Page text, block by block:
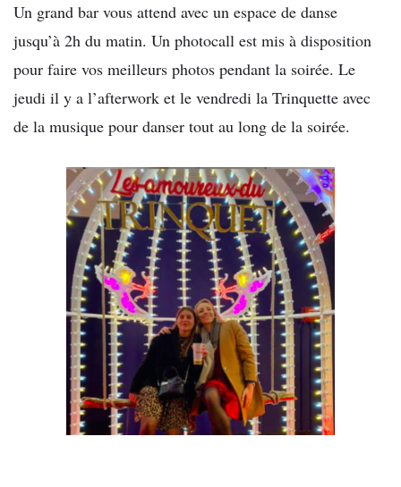
Un grand bar vous attend avec un espace de danse
jusqu’à 2h du matin. Un photocall est mis à disposition
pour faire vos meilleurs photos pendant la soirée. Le
jeudi il y a l’afterwork et le vendredi la Trinquette avec
de la musique pour danser tout au long de la soirée.